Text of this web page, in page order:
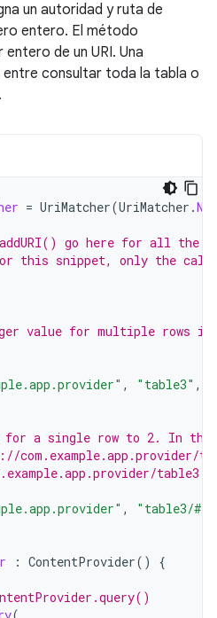
un autoridad y ruta de
entero. El método
de un URI. Una
entre consultar toda la tabla o
= UriMatcher(UriMatcher .
go here for all the
this snippet, only the
value for multiple rows
, "table3" ,
a single row to 2. In
com.example.app.provider/
table3
, "table3/#"
: ContentProvider()
{